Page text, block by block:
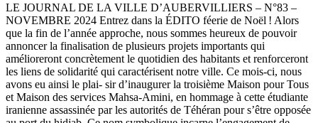
LE JOURNAL DE LA VILLE D’AUBERVILLIERS – N°83 –
NOVEMBRE 2024 Entrez dans la ÉDITO féerie de Noël ! Alors
que la fin de l’année approche, nous sommes heureux de pouvoir
annoncer la finalisation de plusieurs projets importants qui
amélioreront concrètement le quotidien des habitants et renforceront
les liens de solidarité qui caractérisent notre ville. Ce mois-ci, nous
avons eu ainsi le plai- sir d’inaugurer la troisième Maison pour Tous
et Maison des services Mahsa-Amini, en hommage à cette étudiante
iranienne assassinée par les autorités de Téhéran pour s’être opposée